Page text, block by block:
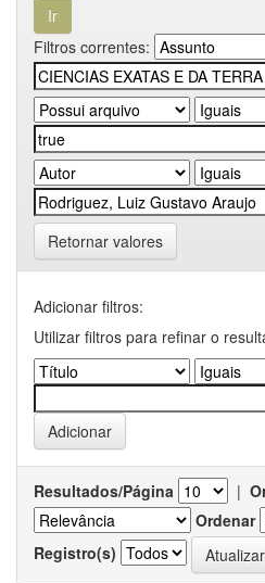
Filtros correntes:
Retornar valores
Adicionar filtros:
Utilizar filtros para refinar o
Resultados/Página |
Ordenar
Registro(s)